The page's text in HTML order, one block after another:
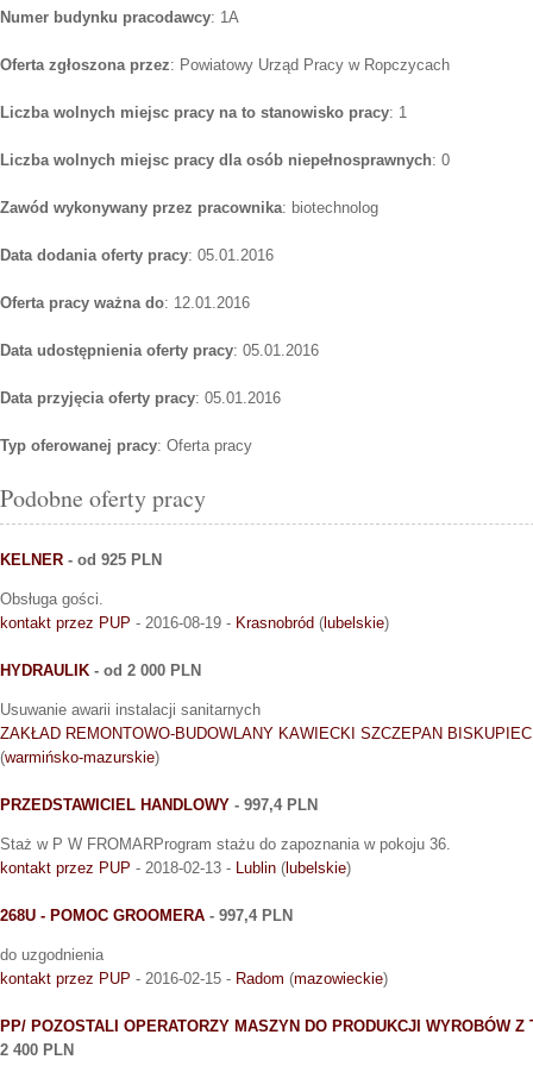
Numer budynku pracodawcy: 1A
Oferta zgłoszona przez: Powiatowy Urząd Pracy w Ropczycach
Liczba wolnych miejsc pracy na to stanowisko pracy: 1
Liczba wolnych miejsc pracy dla osób niepełnosprawnych: 0
Zawód wykonywany przez pracownika: biotechnolog
Data dodania oferty pracy: 05.01.2016
Oferta pracy ważna do: 12.01.2016
Data udostępnienia oferty pracy: 05.01.2016
Data przyjęcia oferty pracy: 05.01.2016
Typ oferowanej pracy: Oferta pracy
Podobne oferty pracy
KELNER - od 925 PLN
Obsługa gości.
kontakt przez PUP - 2016-08-19 - Krasnobród ( lubelskie)
HYDRAULIK - od 2 000 PLN
Usuwanie awarii instalacji sanitarnych
ZAKŁAD REMONTOWO-BUDOWLANY KAWIECKI SZCZEPAN BISKUPIEC
(warmińsko-mazurskie)
PRZEDSTAWICIEL HANDLOWY - 997,4 PLN
Staż w P W FROMARProgram stażu do zapoznania w pokoju 36.
kontakt przez PUP - 2018-02-13 - Lublin ( lubelskie)
268U - POMOC GROOMERA - 997,4 PLN
do uzgodnienia
kontakt przez PUP - 2016-02-15 - Radom (mazowieckie)
PP/ POZOSTALI OPERATORZY MASZYN DO PRODUKCJI WYROBÓW Z
2 400 PLN